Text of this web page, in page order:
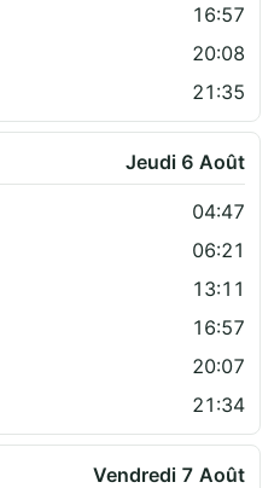
16:57
20:08
21:35
Jeudi 6 Août
04:47
06:21
13:11
16:57
20:07
21:34
Vendredi 7 Août